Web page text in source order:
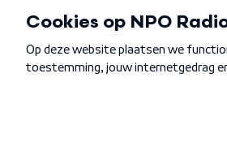
Algemene voorwaarden